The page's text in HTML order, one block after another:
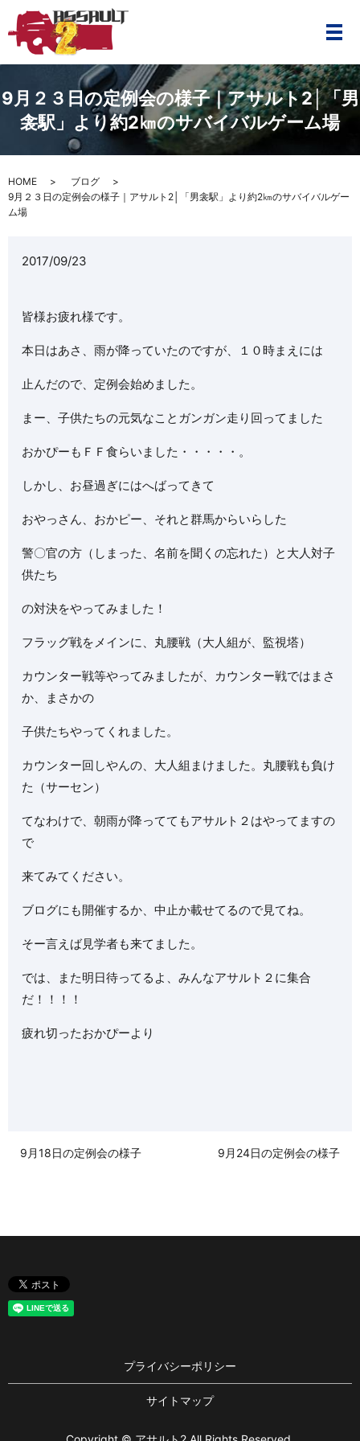
メ
9月２３日の定例会の様子｜アサルト2│「男
衾駅」より約2㎞のサバイバルゲーム場
HOME
ブログ
9月２３日の定例会の様子｜アサルト2│「男衾駅」より約2㎞のサバイバルゲー
ム場
2017/09/23
皆様お疲れ様です。
本日はあさ、雨が降っていたのですが、１０時まえには
止んだので、定例会始めました。
まー、子供たちの元気なことガンガン走り回ってました
おかぴーもＦＦ食らいました・・・・・。
しかし、お昼過ぎにはへばってきて
おやっさん、おかピー、それと群馬からいらした
警〇官の方（しまった、名前を聞くの忘れた）と大人対子
供たち
の対決をやってみました！
フラッグ戦をメインに、丸腰戦（大人組が、監視塔）
カウンター戦等やってみましたが、カウンター戦ではまさ
か、まさかの
子供たちやってくれました。
カウンター回しやんの、大人組まけました。丸腰戦も負け
た（サーセン）
てなわけで、朝雨が降っててもアサルト２はやってますの
で
来てみてください。
ブログにも開催するか、中止か載せてるので見てね。
そー言えば見学者も来てました。
では、また明日待ってるよ、みんなアサルト２に集合
だ！！！！
疲れ切ったおかぴーより
9月18日の定例会の様子 9月24日の定例会の様子
プライバシーポリシー
サイトマップ